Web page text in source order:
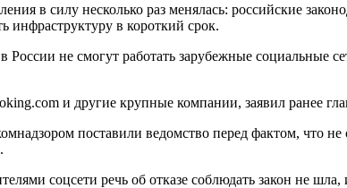
в силу несколько раз менялась: российские
инфраструктуру в короткий срок.
не смогут работать зарубежные социальные
и другие крупные компании, заявил ранее
поставили ведомство перед фактом, что
соцсети речь об отказе соблюдать закон не шла,